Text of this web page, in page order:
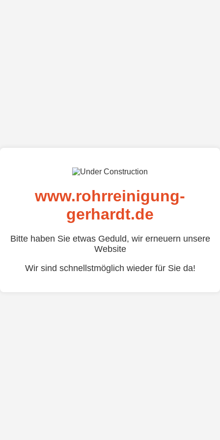
www.rohrreinigung-
gerhardt.de
Bitte haben Sie etwas Geduld, wir erneuern unsere
Website
Wir sind schnellstmöglich wieder für Sie da!